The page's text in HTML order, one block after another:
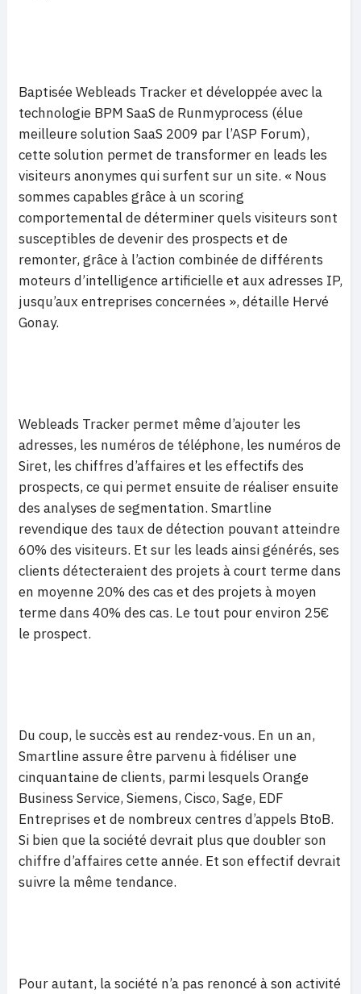
Baptisée Webleads Tracker et développée avec la
technologie BPM SaaS de Runmyprocess (élue
meilleure solution SaaS 2009 par l’ASP Forum),
cette solution permet de transformer en leads les
visiteurs anonymes qui surfent sur un site. « Nous
sommes capables grâce à un scoring
comportemental de déterminer quels visiteurs sont
susceptibles de devenir des prospects et de
remonter, grâce à l’action combinée de différents
moteurs d’intelligence artificielle et aux adresses IP,
jusqu’aux entreprises concernées », détaille Hervé
Gonay.
Webleads Tracker permet même d’ajouter les
adresses, les numéros de téléphone, les numéros de
Siret, les chiffres d’affaires et les effectifs des
prospects, ce qui permet ensuite de réaliser ensuite
des analyses de segmentation. Smartline
revendique des taux de détection pouvant atteindre
60% des visiteurs. Et sur les leads ainsi générés, ses
clients détecteraient des projets à court terme dans
en moyenne 20% des cas et des projets à moyen
terme dans 40% des cas. Le tout pour environ 25€
le prospect.
Du coup, le succès est au rendez-vous. En un an,
Smartline assure être parvenu à fidéliser une
cinquantaine de clients, parmi lesquels Orange
Business Service, Siemens, Cisco, Sage, EDF
Entreprises et de nombreux centres d’appels BtoB.
Si bien que la société devrait plus que doubler son
chiffre d’affaires cette année. Et son effectif devrait
suivre la même tendance.
Pour autant, la société n’a pas renoncé à son activité